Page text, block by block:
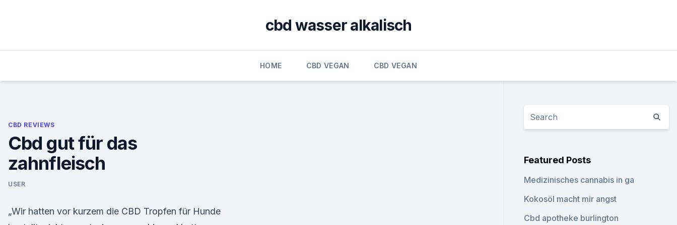
cbd wasser alkalisch
HOME CBD VEGAN CBD VEGAN
CBD REVIEWS
Cbd gut für das
zahnfleisch
USER
„Wir hatten vor kurzem die CBD Tropfen für Hunde
Featured Posts
Medizinisches cannabis in ga
Kokosöl macht mir angst
Cbd apotheke burlington